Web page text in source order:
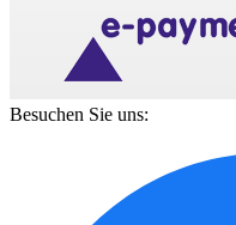
Besuchen Sie uns: